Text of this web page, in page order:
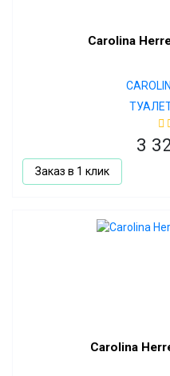
Carolina
3
Заказ в 1 клик
Carolina